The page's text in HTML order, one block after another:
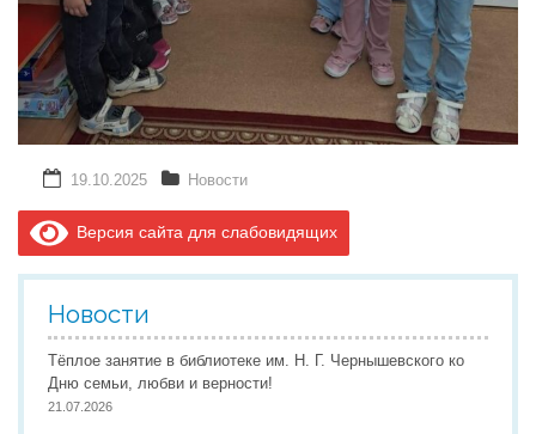
19.10.2025 Новости
Версия сайта для слабовидящих
Новости
Тёплое занятие в библиотеке им. Н. Г. Чернышевского ко
Дню семьи, любви и верности!
21.07.2026